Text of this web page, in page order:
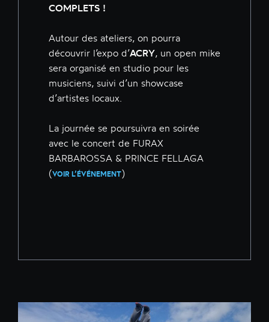
COMPLETS !
Autour des ateliers, on pourra
découvrir l’expo d’ACRY, un open mike
sera organisé en studio pour les
musiciens, suivi d’un showcase
d’artistes locaux.
La journée se poursuivra en soirée
avec le concert de FURAX
BARBAROSSA & PRINCE FELLAGA
(VOIR L’ÉVÉNEMENT)